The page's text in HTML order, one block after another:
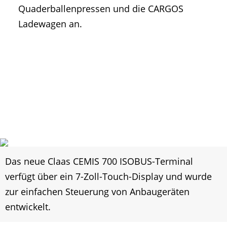
Quaderballenpressen und die CARGOS
Ladewagen an.
Das neue Claas CEMIS 700 ISOBUS-Terminal
verfügt über ein 7-Zoll-Touch-Display und wurde
zur einfachen Steuerung von Anbaugeräten
entwickelt.